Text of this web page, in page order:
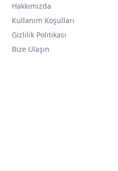
Hakkımızda
Kullanım Koşulları
Gizlilik Politikası
Bize Ulaşın